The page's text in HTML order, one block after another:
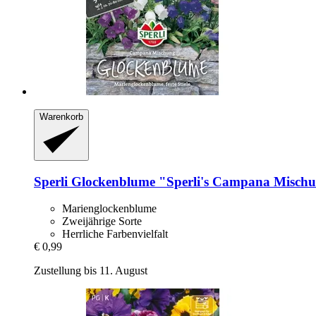
Warenkorb
Sperli Glockenblume "Sperli's Campana
Marienglockenblume
Zweijährige Sorte
Herrliche Farbenvielfalt
€ 0,99
Zustellung bis 11. August